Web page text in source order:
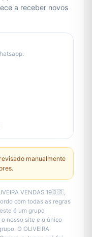
a receber novos
manualmente
VENDAS 19🇧🇷,
com todas as regras
é um grupo
nosso site e o único
O OLIVEIRA